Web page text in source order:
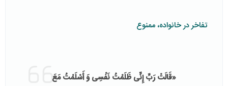
تفاخر در خانواده، ممنوع
«قَالَتْ رَبِّ إِنِّی ظَلَمْتُ نَفْسِی وَ أَسْلَمْتُ مَعَ